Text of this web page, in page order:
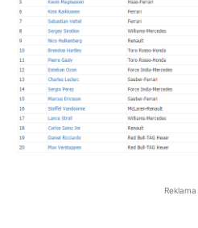
Reklama